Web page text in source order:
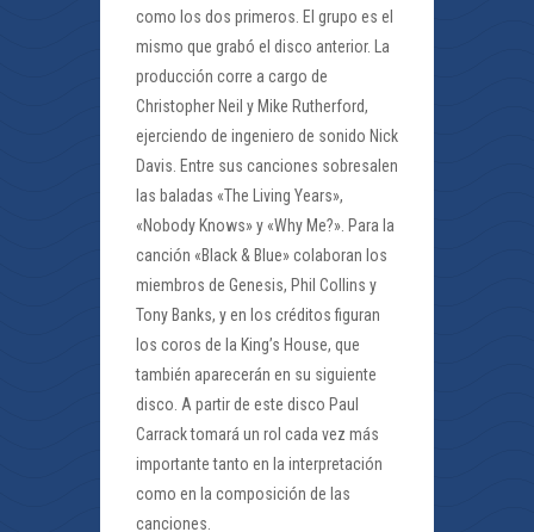
como los dos primeros. El grupo es el
mismo que grabó el disco anterior. La
producción corre a cargo de
Christopher Neil y Mike Rutherford,
ejerciendo de ingeniero de sonido Nick
Davis. Entre sus canciones sobresalen
las baladas «The Living Years»,
«Nobody Knows» y «Why Me?». Para la
canción «Black & Blue» colaboran los
miembros de Genesis, Phil Collins y
Tony Banks, y en los créditos figuran
los coros de la King’s House, que
también aparecerán en su siguiente
disco. A partir de este disco Paul
Carrack tomará un rol cada vez más
importante tanto en la interpretación
como en la composición de las
canciones.